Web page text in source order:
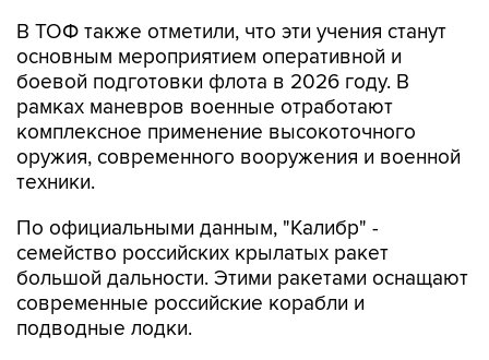
В ТОФ также отметили, что эти учения станут
основным мероприятием оперативной и
боевой подготовки флота в 2026 году. В
рамках маневров военные отработают
комплексное применение высокоточного
оружия, современного вооружения и военной
техники.
По официальными данным, "Калибр" -
семейство российских крылатых ракет
большой дальности. Этими ракетами оснащают
современные российские корабли и
подводные лодки.